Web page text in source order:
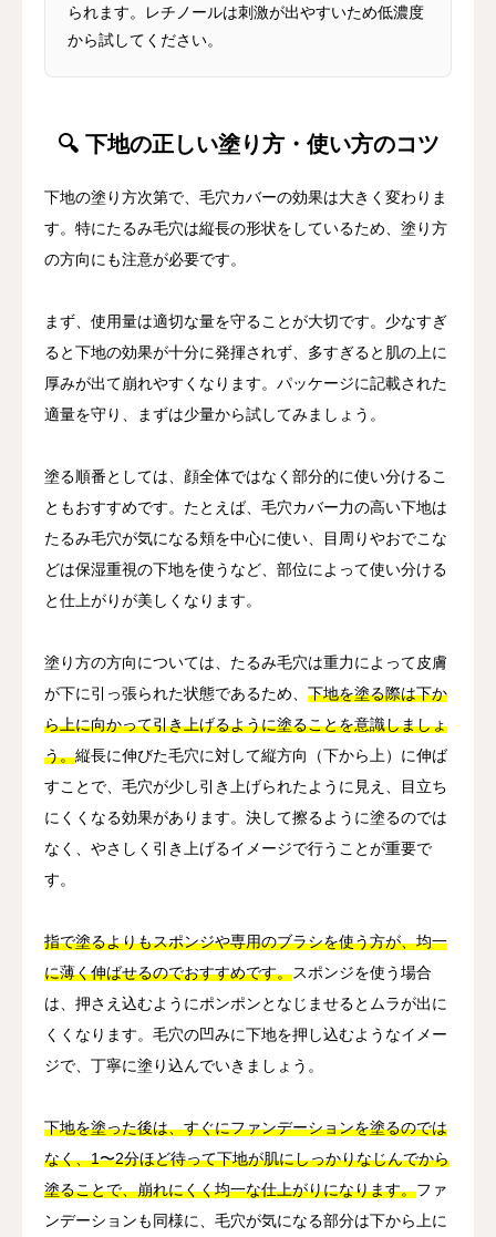
られます。レチノールは刺激が出やすいため低濃度
から試してください。
🔍 下地の正しい塗り方・使い方のコツ
下地の塗り方次第で、毛穴カバーの効果は大きく変わりま
す。特にたるみ毛穴は縦長の形状をしているため、塗り方
の方向にも注意が必要です。
まず、使用量は適切な量を守ることが大切です。少なすぎ
ると下地の効果が十分に発揮されず、多すぎると肌の上に
厚みが出て崩れやすくなります。パッケージに記載された
適量を守り、まずは少量から試してみましょう。
塗る順番としては、顔全体ではなく部分的に使い分けるこ
ともおすすめです。たとえば、毛穴カバー力の高い下地は
たるみ毛穴が気になる頬を中心に使い、目周りやおでこな
どは保湿重視の下地を使うなど、部位によって使い分ける
と仕上がりが美しくなります。
塗り方の方向については、たるみ毛穴は重力によって皮膚
が下に引っ張られた状態であるため、 下地を塗る際は下か
ら上に向かって引き上げるように塗ることを意識しましょ
う。縦長に伸びた毛穴に対して縦方向（下から上）に伸ば
すことで、毛穴が少し引き上げられたように見え、目立ち
にくくなる効果があります。決して擦るように塗るのでは
なく、やさしく引き上げるイメージで行うことが重要で
す。
指で塗るよりもスポンジや専用のブラシを使う方が、均一
に薄く伸ばせるのでおすすめです。スポンジを使う場合
は、押さえ込むようにポンポンとなじませるとムラが出に
くくなります。毛穴の凹みに下地を押し込むようなイメー
ジで、丁寧に塗り込んでいきましょう。
下地を塗った後は、すぐにファンデーションを塗るのでは
なく、1〜2分ほど待って下地が肌にしっかりなじんでから
塗ることで、崩れにくく均一な仕上がりになります。ファ
ンデーションも同様に、毛穴が気になる部分は下から上に